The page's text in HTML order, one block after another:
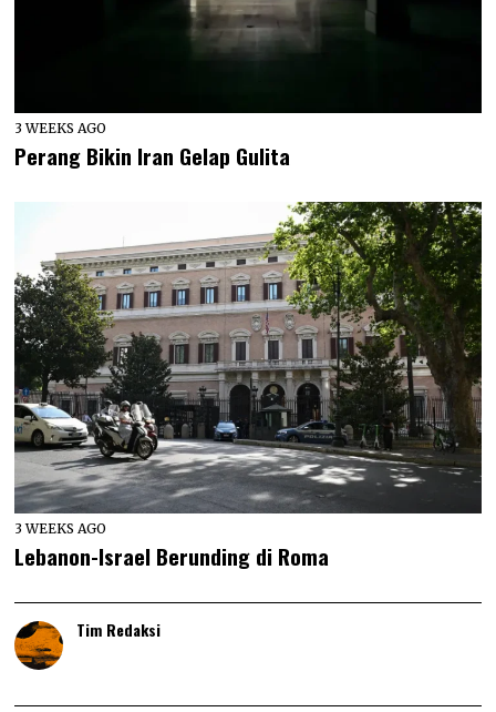
3 WEEKS AGO
Perang Bikin Iran Gelap Gulita
3 WEEKS AGO
Lebanon-Israel Berunding di Roma
Tim Redaksi